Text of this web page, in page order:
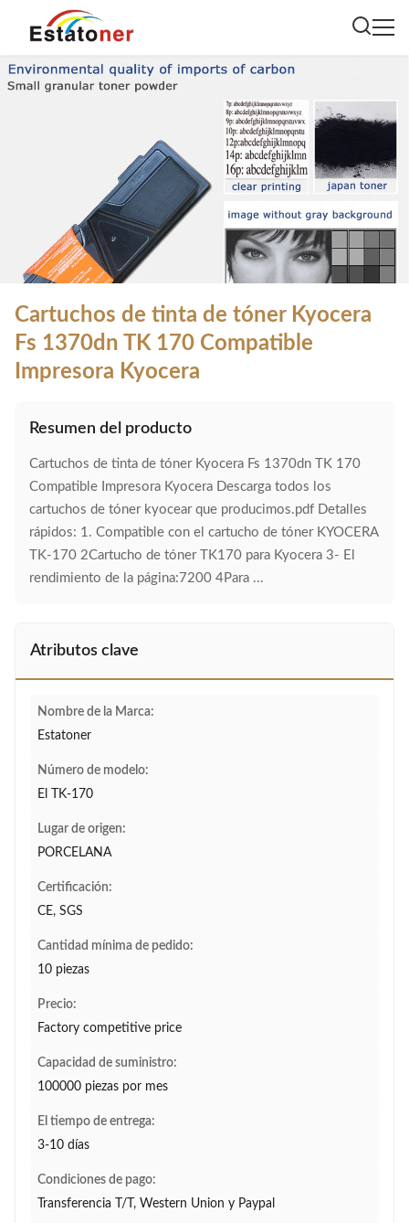
Cartuchos de tinta de tóner Kyocera
Fs 1370dn TK 170 Compatible
Impresora Kyocera
Resumen del producto
Cartuchos de tinta de tóner Kyocera Fs 1370dn TK 170
Compatible Impresora Kyocera Descarga todos los
cartuchos de tóner kyocear que producimos.pdf Detalles
rápidos: 1. Compatible con el cartucho de tóner KYOCERA
TK-170 2Cartucho de tóner TK170 para Kyocera 3- El
rendimiento de la página:7200 4Para ...
Atributos clave
Nombre de la Marca:
Estatoner
Número de modelo:
El TK-170
Lugar de origen:
PORCELANA
Certificación:
CE, SGS
Cantidad mínima de pedido:
10 piezas
Precio:
Factory competitive price
Capacidad de suministro:
100000 piezas por mes
El tiempo de entrega:
3-10 días
Condiciones de pago:
Transferencia T/T, Western Union y Paypal